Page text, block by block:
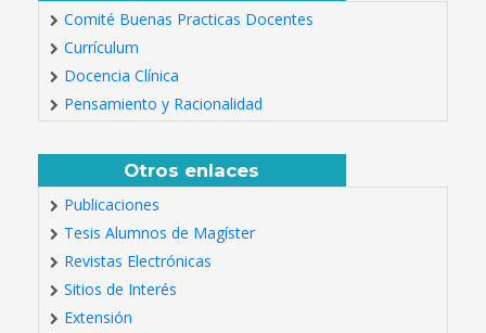
Comité Buenas Practicas Docentes
Currículum
Docencia Clínica
Pensamiento y Racionalidad
Otros enlaces
Publicaciones
Tesis Alumnos de Magíster
Revistas Electrónicas
Sitios de Interés
Extensión